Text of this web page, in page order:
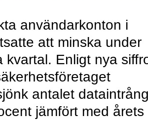
användarkonton i
att minska under
kvartal. Enligt nya
antalet
jämfört med årets